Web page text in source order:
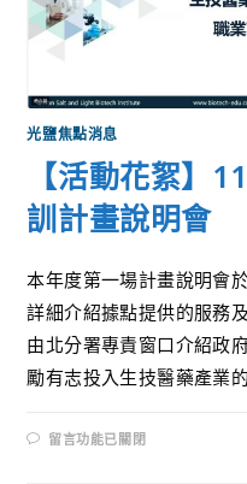
光鹽焦點消息
【活動花絮】
訓計畫說明會
本年度第一場計畫說明會
詳細介紹據點提供的服務
由北分署專責窗口介紹政
勵有志投入生技醫藥產業
留言功能已關閉